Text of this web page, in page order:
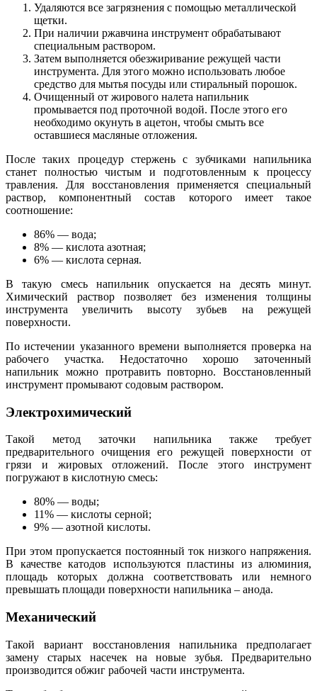
Удаляются все загрязнения с помощью металлической
щетки.
При наличии ржавчина инструмент обрабатывают
специальным раствором.
Затем выполняется обезжиривание режущей части
инструмента. Для этого можно использовать любое
средство для мытья посуды или стиральный порошок.
Очищенный от жирового налета напильник
промывается под проточной водой. После этого его
необходимо окунуть в ацетон, чтобы смыть все
оставшиеся масляные отложения.
После таких процедур стержень с зубчиками напильника
станет полностью чистым и подготовленным к процессу
травления. Для восстановления применяется специальный
раствор, компонентный состав которого имеет такое
соотношение:
86% — вода;
8% — кислота азотная;
6% — кислота серная.
В такую смесь напильник опускается на десять минут.
Химический раствор позволяет без изменения толщины
инструмента увеличить высоту зубьев на режущей
поверхности.
По истечении указанного времени выполняется проверка на
рабочего участка. Недостаточно хорошо заточенный
напильник можно протравить повторно. Восстановленный
инструмент промывают содовым раствором.
Электрохимический
Такой метод заточки напильника также требует
предварительного очищения его режущей поверхности от
грязи и жировых отложений. После этого инструмент
погружают в кислотную смесь:
80% — воды;
11% — кислоты серной;
9% — азотной кислоты.
При этом пропускается постоянный ток низкого напряжения.
В качестве катодов используются пластины из алюминия,
площадь которых должна соответствовать или немного
превышать площади поверхности напильника – анода.
Механический
Такой вариант восстановления напильника предполагает
замену старых насечек на новые зубья. Предварительно
производится обжиг рабочей части инструмента.